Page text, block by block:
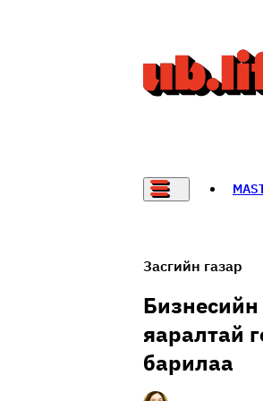
Засгийн газар
Бизнесийн
яаралтай
барилаа